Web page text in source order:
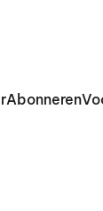
Abonneren